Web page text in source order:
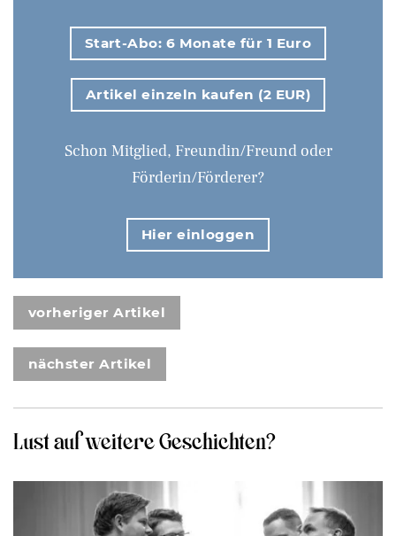
Start-Abo: 6 Monate für 1 Euro
Artikel einzeln kaufen (2 EUR)
Schon Mitglied, Freundin/Freund oder
Förderin/Förderer?
Hier einloggen
vorheriger Artikel
nächster Artikel
Lust auf weitere Geschichten?